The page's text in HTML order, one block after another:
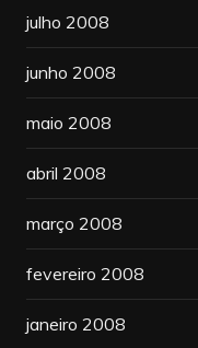
julho 2008
junho 2008
maio 2008
abril 2008
março 2008
fevereiro 2008
janeiro 2008